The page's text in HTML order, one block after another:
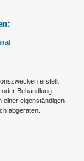
erstellt
Behandlung
einer eigenständigen
abgeraten.